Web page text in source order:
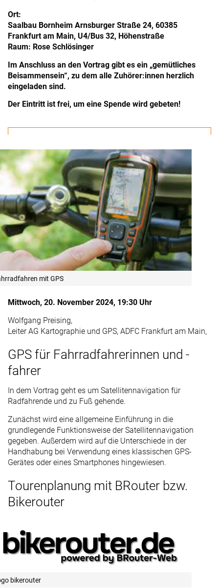
Ort:
Saalbau Bornheim Arnsburger Straße 24, 60385
Frankfurt am Main, U4/Bus 32, Höhenstraße
Raum: Rose Schlösinger
Im Anschluss an den Vortrag gibt es ein „gemütliches
Beisammensein“, zu dem alle Zuhörer:innen herzlich
eingeladen sind.
Der Eintritt ist frei, um eine Spende wird gebeten!
mit GPS
Mittwoch, 20. November 2024, 19:30 Uhr
Wolfgang Preising,
Leiter AG Kartographie und GPS, ADFC Frankfurt am Main,
GPS für Fahrradfahrerinnen und -
fahrer
In dem Vortrag geht es um Satellitennavigation für
Radfahrende und zu Fuß gehende.
Zunächst wird eine allgemeine Einführung in die
grundlegende Funktionsweise der Satellitennavigation
gegeben. Außerdem wird auf die Unterschiede in der
Handhabung bei Verwendung eines klassischen GPS-
Gerätes oder eines Smartphones hingewiesen.
Tourenplanung mit BRouter bzw.
Bikerouter
bikerouter